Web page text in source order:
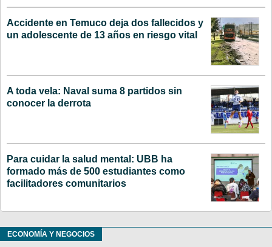
Accidente en Temuco deja dos fallecidos y
un adolescente de 13 años en riesgo vital
A toda vela: Naval suma 8 partidos sin
conocer la derrota
Para cuidar la salud mental: UBB ha
formado más de 500 estudiantes como
facilitadores comunitarios
ECONOMÍA Y NEGOCIOS